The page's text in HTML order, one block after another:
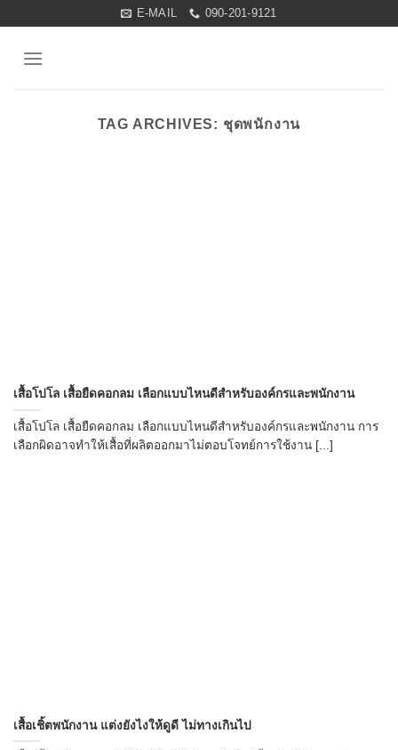
content
E-MAIL 090-201-9121
TAG ARCHIVES: ชุดพนักงาน
เสื้อโปโล เสื้อยืดคอกลม เลือกแบบไหนดีสำหรับองค์กรและพนักงาน
เสื้อโปโล เสื้อยืดคอกลม เลือกแบบไหนดีสำหรับองค์กรและพนักงาน การ
เลือกผิดอาจทำให้เสื้อที่ผลิตออกมาไม่ตอบโจทย์การใช้งาน [...]
เสื้อเชิ้ตพนักงาน แต่งยังไงให้ดูดี ไม่ทางเกินไป